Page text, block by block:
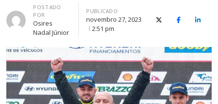
Autor
POSTADO
POR
Osires
Nadal Júnior
PUBLICADO
novembro 27, 2023
2:51 pm
X (Twitter)Facebook
O